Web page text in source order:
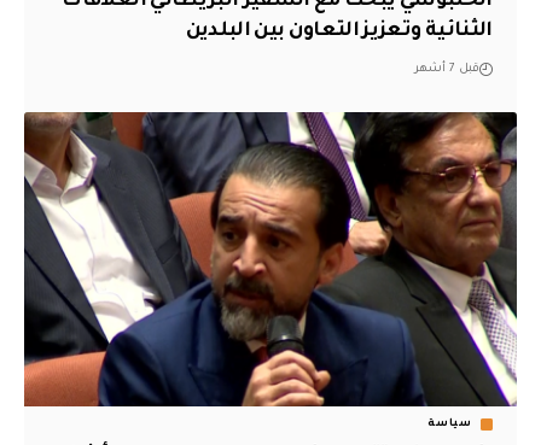
الثنائية وتعزيز التعاون بين البلدين
قبل 7 أشهر
سياسة